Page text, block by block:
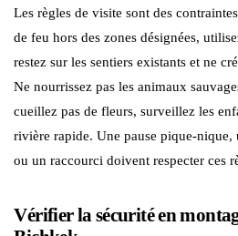
Les règles de visite sont des
de feu hors des zones désignées,
restez sur les sentiers existants et ne
Ne nourrissez pas les animaux
cueillez pas de fleurs, surveillez les
rivière rapide. Une pause pique-nique,
ou un raccourci doivent respecter ces
Vérifier la sécurité en